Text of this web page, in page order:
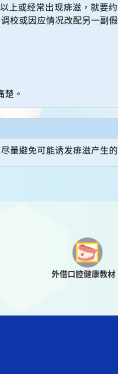
上或经常出现痱滋，就要
校或因应情况改配另一副假
。
避免可能诱发痱滋产生的
外借口腔健康教材